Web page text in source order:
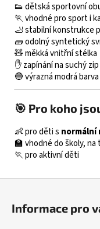
👟 dětská sportovní
🏃 vhodné pro sport i
🦶 stabilní konstrukce
🧱 odolný syntetický
🧸 měkká vnitřní stélka
✋ zapínání na suchý zip
🔵 výrazná modrá
🎯 Pro koho
👶 pro děti s normální
🏫 vhodné do školy,
🏃 pro aktivní děti
Informace pro